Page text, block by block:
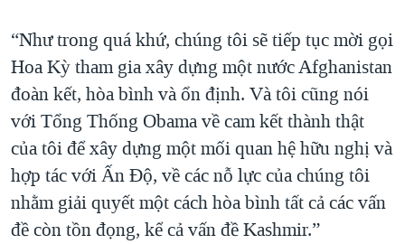
“Như trong quá khứ, chúng tôi sẽ tiếp tục mời gọi
Hoa Kỳ tham gia xây dựng một nước Afghanistan
đoàn kết, hòa bình và ổn định. Và tôi cũng nói
với Tổng Thống Obama về cam kết thành thật
của tôi để xây dựng một mối quan hệ hữu nghị và
hợp tác với Ấn Độ, về các nỗ lực của chúng tôi
nhằm giải quyết một cách hòa bình tất cả các vấn
đề còn tồn đọng, kể cả vấn đề Kashmir.”